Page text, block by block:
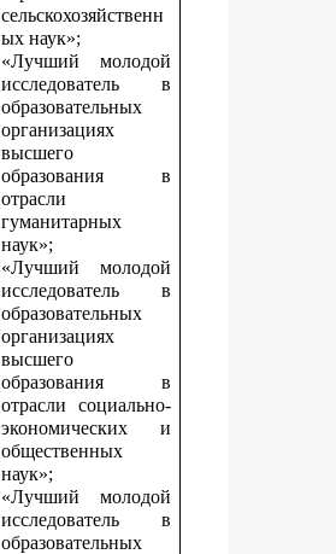
сельскохозяйственн
ых наук»;
«Лучший молодой
исследователь в
образовательных
организациях
высшего
образования в
отрасли
гуманитарных
наук»;
«Лучший молодой
исследователь в
образовательных
организациях
высшего
образования в
отрасли социально-
экономических и
общественных
наук»;
«Лучший молодой
исследователь в
образовательных